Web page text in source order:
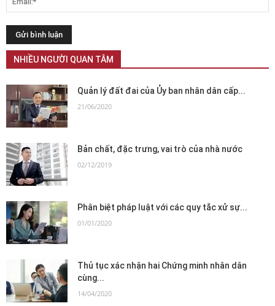
NHIỀU NGƯỜI QUAN TÂM
Quản lý đất đai của Ủy ban nhân dân cấp...
21/06/2020
Bản chất, đặc trưng, vai trò của nhà nước
02/12/2019
Phân biệt pháp luật với các quy tắc xử sự...
01/01/2020
Thủ tục xác nhận hai Chứng minh nhân dân
cùng...
14/04/2020